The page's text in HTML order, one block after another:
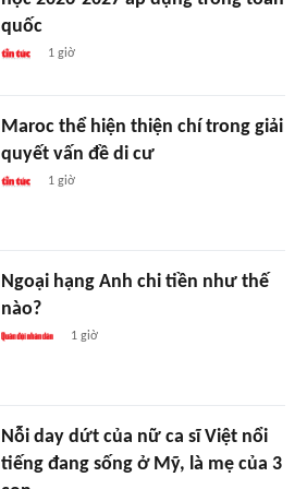
quốc
1 giờ
Maroc thể hiện thiện chí trong giải
quyết vấn đề di cư
1 giờ
Ngoại hạng Anh chi tiền như thế
nào?
1 giờ
Nỗi day dứt của nữ ca sĩ Việt nổi
tiếng đang sống ở Mỹ, là mẹ của 3